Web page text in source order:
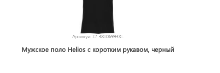
Артикул 12-38106993XL
Мужское поло Helios с коротким рукавом, черный